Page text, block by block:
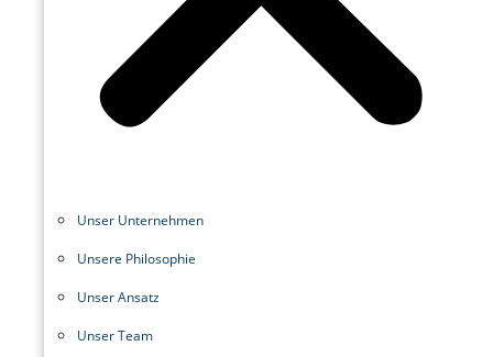
Unser Unternehmen
Unsere Philosophie
Unser Ansatz
Unser Team